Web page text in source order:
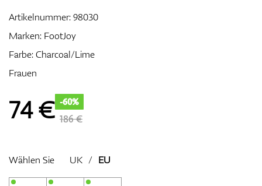
Entfernungsmesser & GPS
Artikelnummer:98030
Marken: FootJoy
Farbe: Charcoal/Lime
Frauen
74€ -60%
186 €
Wählen Sie UK / EU